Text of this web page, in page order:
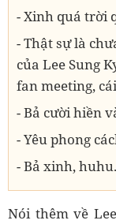
- Xinh quá trời
- Thật sự là
của Lee Sung
fan meeting,
- Bả cười hiền
- Yêu phong
- Bả xinh, huhu.
Nói thêm về